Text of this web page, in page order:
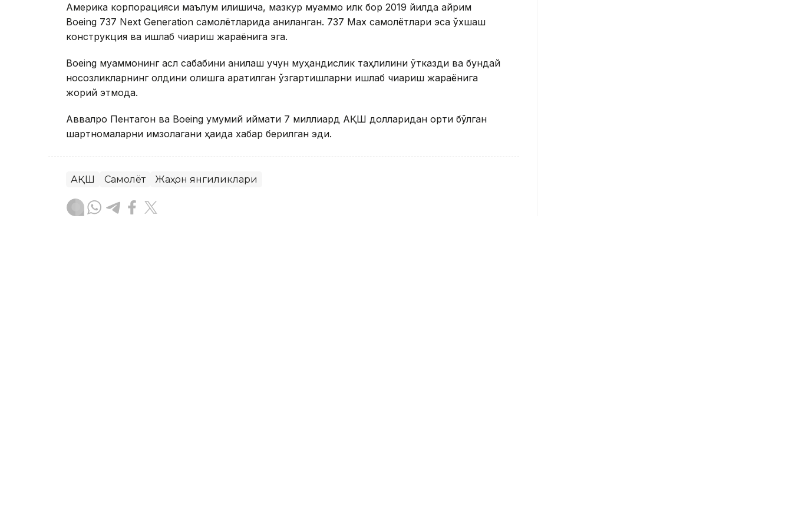
Америка корпорацияси маълум қилишича, мазкур муаммо илк бор 2019 йилда айрим
Boeing 737 Next Generation самолётларида аниқланган. 737 Max самолётлари эса ўхшаш
конструкция ва ишлаб чиқариш жараёнига эга.
Boeing муаммонинг асл сабабини аниқлаш учун муҳандислик таҳлилини ўтказди ва бундай
носозликларнинг олдини олишга қаратилган ўзгартишларни ишлаб чиқариш жараёнига
жорий этмоқда.
Аввалроқ Пентагон ва Boeing умумий қиймати 7 миллиард АҚШ долларидан ортиқ бўлган
шартномаларни имзолагани ҳақида хабар берилган эди.
АҚШ Самолёт Жаҳон янгиликлари